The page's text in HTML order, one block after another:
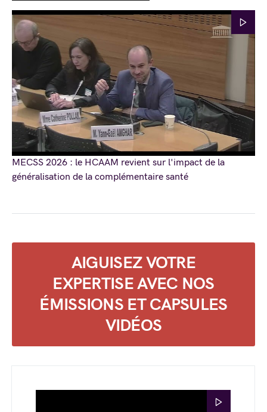
AIGUISEZ VOTRE
EXPERTISE AVEC NOS
ÉMISSIONS ET CAPSULES
VIDÉOS
MECSS 2026 : le HCAAM revient sur l'impact de la
généralisation de la complémentaire santé